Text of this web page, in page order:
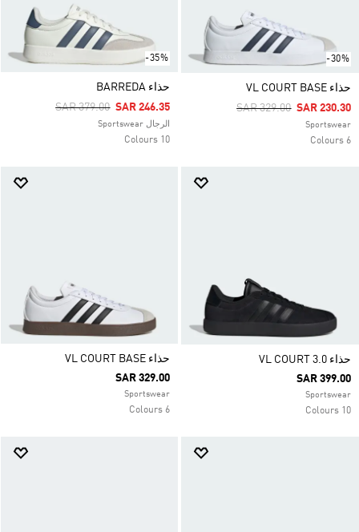
-30%
حذاء VL COURT BASE
Price Reduced From
SAR 329.00ToSAR 230.30
Sportswear
6 Colours
-35%
حذاء BARREDA
Price Reduced From
SAR 379.00ToSAR 246.35
الرجال Sportswear
10 Colours
حذاء VL COURT 3.0
SAR 399.00
Sportswear
10 Colours
حذاء VL COURT BASE
SAR 329.00
Sportswear
6 Colours